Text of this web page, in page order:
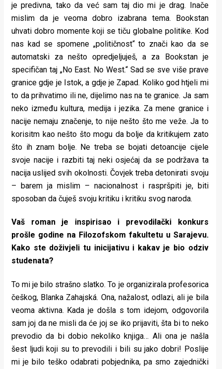
je predivna, tako da već sam taj dio mi je drag. Inače
mislim da je veoma dobro izabrana tema. Bookstan
uhvati dobro momente koji se tiču globalne politike. Kod
nas kad se spomene „političnost“ to znači kao da se
automatski za nešto opredjeljuješ, a za Bookstan je
specifičan taj „No East. No West.“ Sad se sve više prave
granice gdje je Istok, a gdje je Zapad. Koliko god htjeli mi
to da prihvatimo ili ne, dijelimo nas na te granice. Ja sam
neko između kultura, medija i jezika. Za mene granice i
nacije nemaju značenje, to nije nešto što me veže. Ja to
korisitm kao nešto što mogu da bolje da kritikujem zato
što ih znam bolje. Ne treba se bojati detoancije cijele
svoje nacije i razbiti taj neki osjećaj da se podržava ta
nacija uslijed svih okolnosti. Čovjek treba detonirati svoju
– barem ja mislim – nacionalnost i raspršpiti je, biti
sposoban da čuješ svoju kritiku i kritiku svog naroda.
Vaš roman je inspirisao i prevodilački konkurs
prošle godine na Filozofskom fakultetu u Sarajevu.
Kako ste doživjeli tu inicijativu i kakav je bio odziv
studenata?
To mi je bilo strašno slatko. To je organizirala profesorica
češkog, Blanka Zahajská. Ona, nažalost, odlazi, ali je bila
veoma aktivna. Kada je došla s tom idejom, odgovorila
sam joj da ne misli da će joj se iko prijaviti, šta bi to neko
prevodio da bi dobio nekoliko knjiga… Ali ona je našla
šest ljudi koji su to prevodili i bili su jako dobri! Poslije
mi je bilo teško odabrati pobjednika, pa smo zajednički